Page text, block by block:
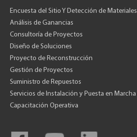
Encuesta del Sitio Y Detección de Materiales
Análisis de Ganancias
Consultoría de Proyectos
Diseño de Soluciones
Proyecto de Reconstrucción
Gestión de Proyectos
Suministro de Repuestos
Servicios de Instalación y Puesta en Marcha
Capacitación Operativa